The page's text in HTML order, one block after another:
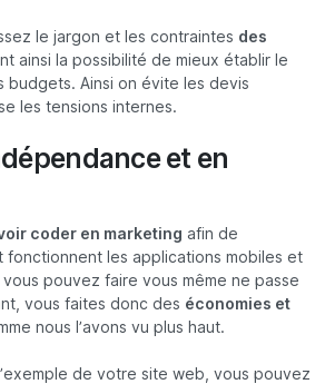
le jargon et les contraintes des
ainsi la possibilité de mieux établir le
budgets. Ainsi on évite les devis
les tensions internes.
et en
coder en marketing afin de
fonctionnent les applications mobiles et
pouvez faire vous même ne passe
vous faites donc des économies et
nous l’avons vu plus haut.
de votre site web, vous pouvez